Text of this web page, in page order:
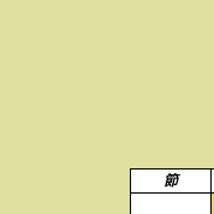
節